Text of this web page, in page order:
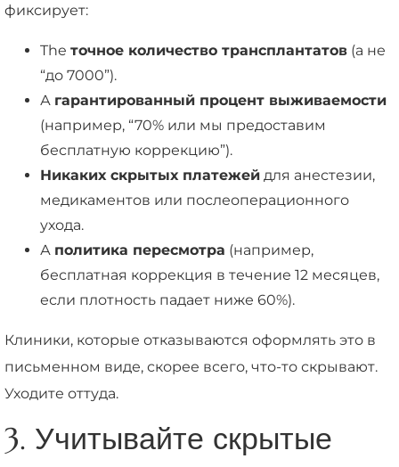
фиксирует:
The точное количество трансплантатов (а не
“до 7000”).
А гарантированный процент выживаемости
(например, “70% или мы предоставим
бесплатную коррекцию”).
Никаких скрытых платежей для анестезии,
медикаментов или послеоперационного
ухода.
А политика пересмотра (например,
бесплатная коррекция в течение 12 месяцев,
если плотность падает ниже 60%).
Клиники, которые отказываются оформлять это в
письменном виде, скорее всего, что-то скрывают.
Уходите оттуда.
3. Учитывайте скрытые